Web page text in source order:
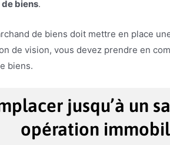
de biens.
de biens doit mettre en place
de vision, vous devez prendre en
biens.
jusqu’à un
opération